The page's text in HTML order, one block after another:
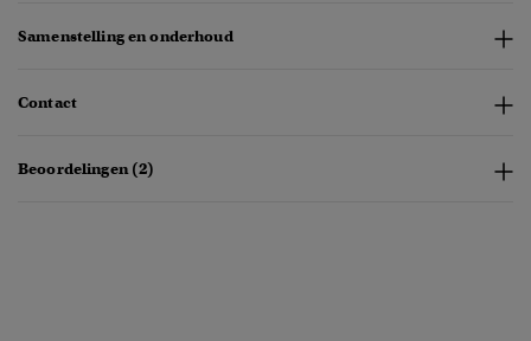
Samenstelling en onderhoud
Contact
Beoordelingen (2)